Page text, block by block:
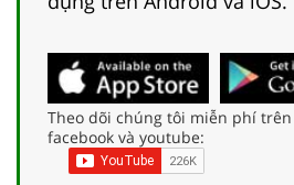
Theo dõi chúng tôi miễn phí
facebook và youtube: